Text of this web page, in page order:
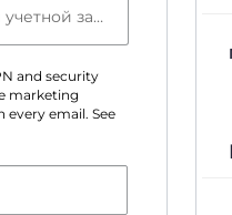
Электронная почта (требуется для активации учетной записи)
and security
marketing
every email. See